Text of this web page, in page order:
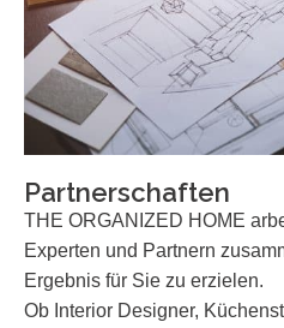
Partnerschaften
THE ORGANIZED HOME
Experten und Partnern
Ergebnis für Sie zu erzielen.
Ob Interior Designer,